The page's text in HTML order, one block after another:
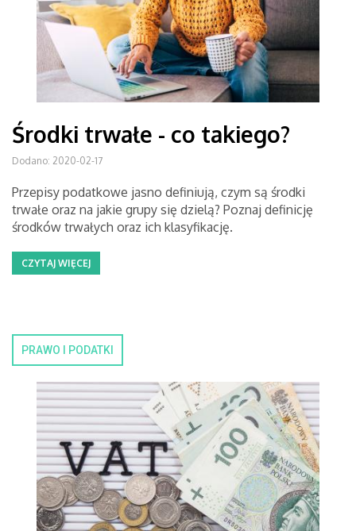
Środki trwałe - co takiego?
Dodano: 2020-02-17
Przepisy podatkowe jasno definiują, czym są środki
trwałe oraz na jakie grupy się dzielą? Poznaj definicję
środków trwałych oraz ich klasyfikację.
CZYTAJ WIĘCEJ
PRAWO I PODATKI